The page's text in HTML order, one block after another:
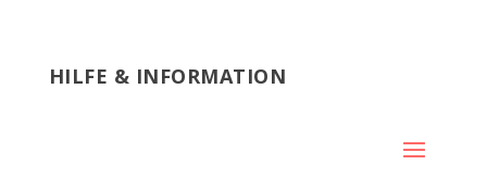
HILFE & INFORMATION